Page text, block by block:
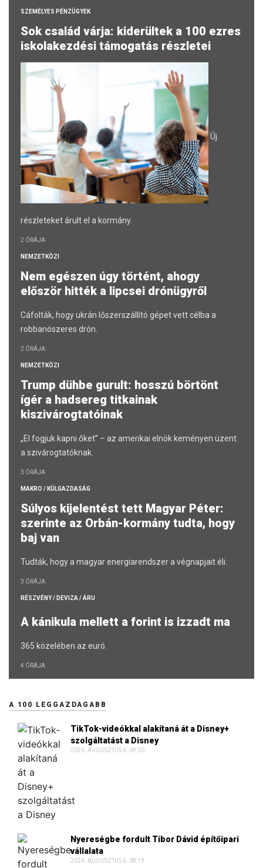
SZEMÉLYES PÉNZÜGYEK
Sok család várja: kiderültek a 100 ezres
iskolakezdési támogatás részletei
Új
részleteket árult el a kormány.
2 ÓRÁJA
NEMZETKÖZI
Nem egészen úgy történt, ahogy
először hitték a lipcsei drónügyről
Cáfolták, hogy ukrán lőszerszállító gépet vett célba a
robbanószeres drón.
2 ÓRÁJA
NEMZETKÖZI
Trump dühbe gurult: hosszú börtönt
ígér a hadsereg titkainak
kiszivárogtatóinak
„El fogjuk kapni őket” – az amerikai elnök keményen üzent
a szivárogtatóknak.
3 ÓRÁJA
MAKRO / KÜLGAZDASÁG
Súlyos kijelentést tett Magyar Péter:
szerinte az Orbán-kormány tudta, hogy
baj van
Tudták, hogy a magyar energiarendszer a végnapjait éli.
3 ÓRÁJA
RÉSZVÉNY / DEVIZA / ÁRU
A kánikula mellett a forint is izzadt ma
365 közelében az euró.
4 ÓRÁJA
A 100 LEGGAZDAGABB
TikTok-videókkal alakítaná át a Disney+
szolgáltatást a Disney
2026. AUGUSZTUS 6. 09:30
Nyereségbe fordult Tibor Dávid építőipari
vállalata
2026. AUGUSZTUS 6. 08:19